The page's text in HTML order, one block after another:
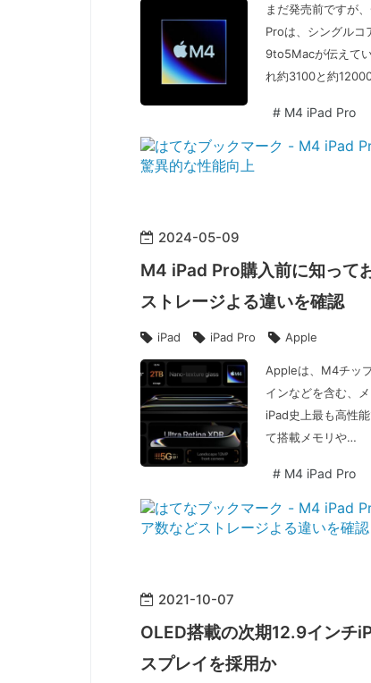
まだ発売前ですが
Proは、シングルコ
9to5Macが伝えて
れ約3100と約
# M4 iPad Pro
2024-05-09
M4 iPad Pro購入前に知って
ストレージよる違いを確認
iPad iPad Pro Apple
Appleは、M4チッ
インなどを含む、
iPad史上最も高性
て搭載メモリや…
# M4 iPad Pro
2021-10-07
OLED搭載の次期12.9インチ
スプレイを採用か